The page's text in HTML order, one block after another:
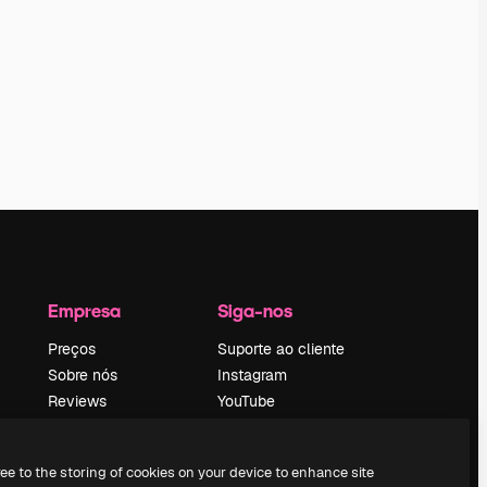
Empresa
Preços
Sobre nós
Reviews
pesquisa
Siga-nos
Suporte ao cliente
Instagram
YouTube
Discord
to the storing of cookies on your device to enhance site